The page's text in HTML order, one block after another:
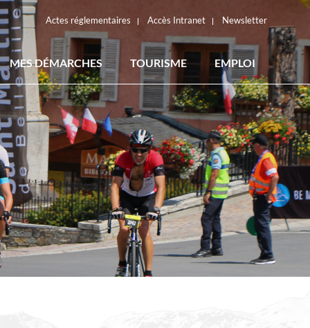
Actes réglementaires Accès Intranet Newsletter
MES DÉMARCHES TOURISME EMPLOI
ACTES RÉGLEMENTAIRES